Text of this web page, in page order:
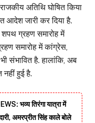
अतिथि घोषित किया
आदेश जारी कर दिया है.
ग्रहण समारोह में
समारोह में कांग्रेस,
संभावित है. हालांकि, अब
नहीं हुई है.
भव्य तिरंगा यात्रा में
अमरप्रीत सिंह काले बोले